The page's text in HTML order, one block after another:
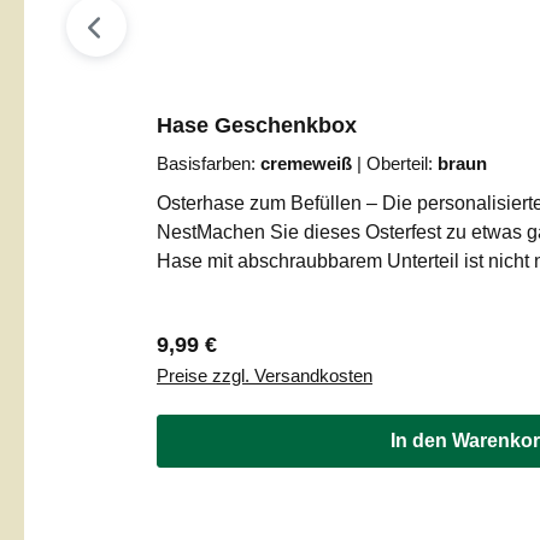
Hase Geschenkbox
Basisfarben: cremeweiß | Oberteil: braun
Osterhase zum Befüllen – Die
NestMachen Sie dieses Osterfest zu etwas
Hase mit abschraubbarem Unterteil ist nicht
Versteck für kleine Überraschungen – dieser
Augen bei Groß und Klein.Das Highlight: Mix
Design-Konzept. Sie werden selbst zum
Die frechen Hasenohren und das
Regulärer Preis:
9,99 €
Preise zzgl. Versandkosten
In den